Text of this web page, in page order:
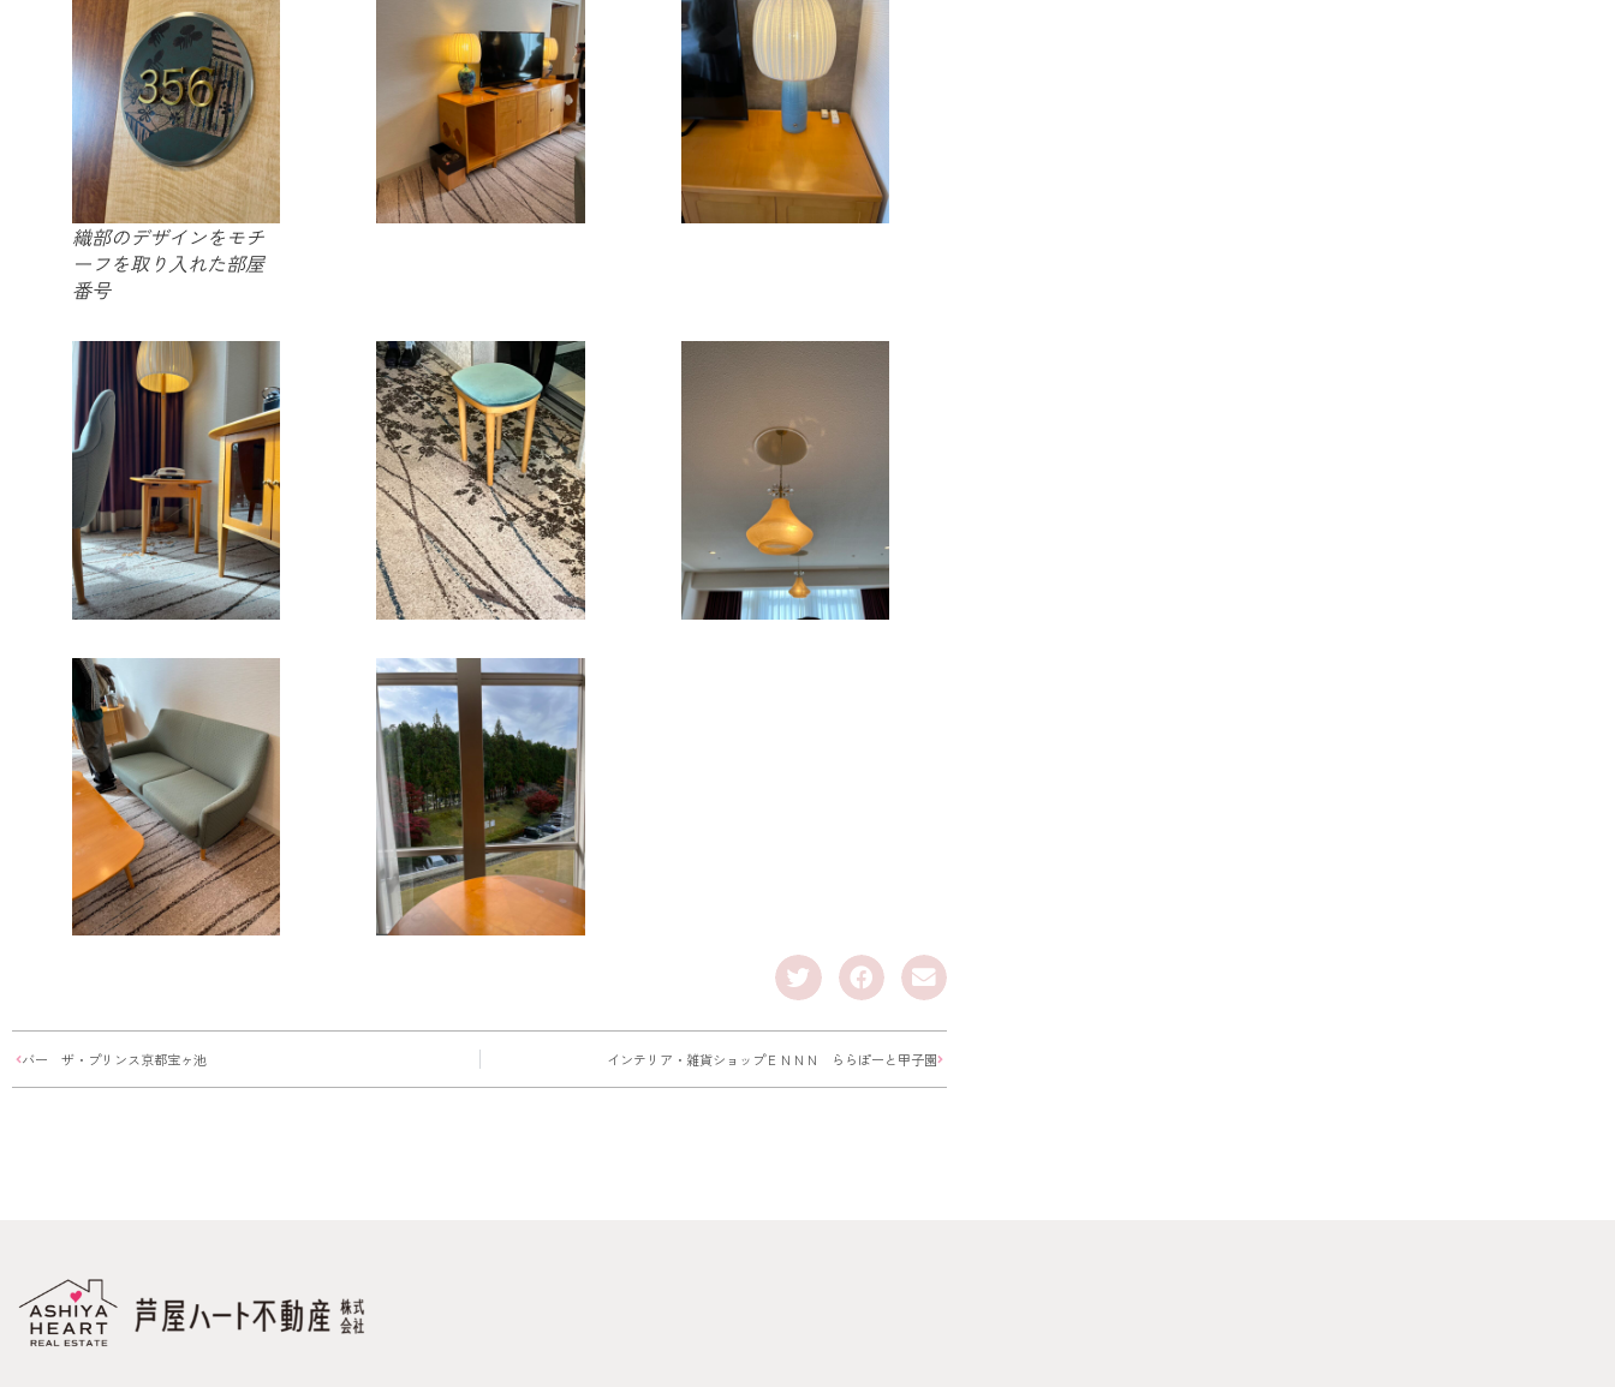
織部のデザインをモチ
ーフを取り入れた部屋
番号
バー ザ・プリンス京都宝ヶ池 インテリア・雑貨ショップＥＮＮＮ ららぽーと甲子園